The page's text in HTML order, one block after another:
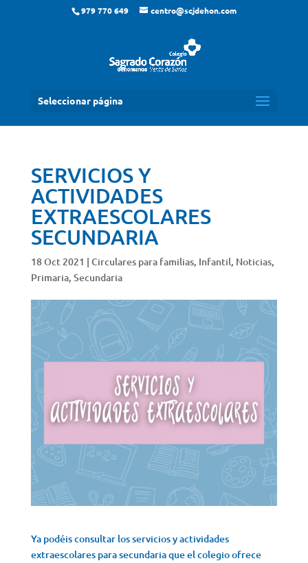
979 770 649 centro@scjdehon.com
Seleccionar página
SERVICIOS Y
ACTIVIDADES
EXTRAESCOLARES
SECUNDARIA
18 Oct 2021 | Circulares para familias, Infantil, Noticias,
Primaria, Secundaria
Ya podéis consultar los servicios y actividades
extraescolares para secundaria que el colegio ofrece